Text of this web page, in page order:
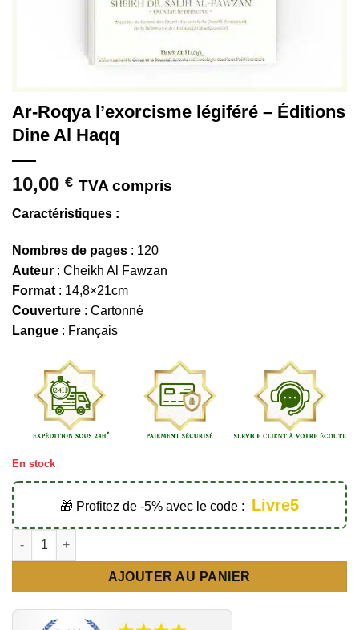
Ar-Roqya l’exorcisme légiféré – Éditions
Dine Al Haqq
10,00 € TVA compris
Caractéristiques :
Nombres de pages : 120
Auteur : Cheikh Al Fawzan
Format : 14,8×21cm
Couverture : Cartonné
Langue : Français
En stock
🎁 Profitez de -5% avec le code : Livre5
quantité de Ar-Roqya l'exorcisme légiféré - Éditions Dine Al
AJOUTER AU PANIER